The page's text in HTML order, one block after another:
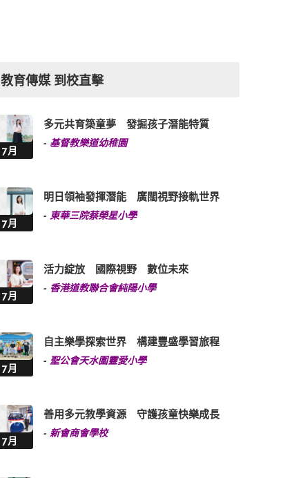
教育傳媒 到校直擊
7月
多元共育築童夢 發掘孩子潛能特質
- 基督教樂道幼稚園
7月
明日領袖發揮潛能 廣闊視野接軌世界
-東華三院蔡榮星小學
7月
活力綻放 國際視野 數位未來
- 香港道教聯合會純陽小學
7月
自主樂學探索世界 構建豐盛學習旅程
-聖公會天水圍靈愛小學
7月
善用多元教學資源 守護孩童快樂成長
-新會商會學校